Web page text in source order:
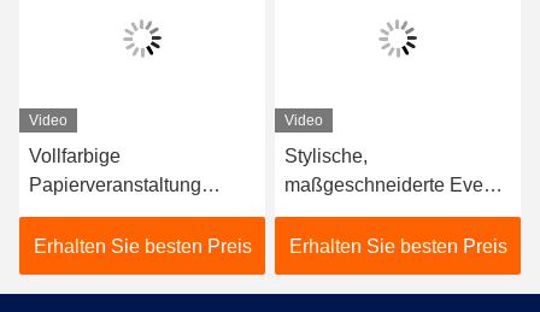
Video
Vollfarbige
Papierveranstaltung
Armbänder mit Barcode
Wärmebeständig mit
Tyvek Material
Erhalten Sie besten Preis
Video
Stylische,
maßgeschneiderte Event-
Armbänder, wasserdichte
DuPont Tyvek-Armbänder
Erhalten Sie besten Preis